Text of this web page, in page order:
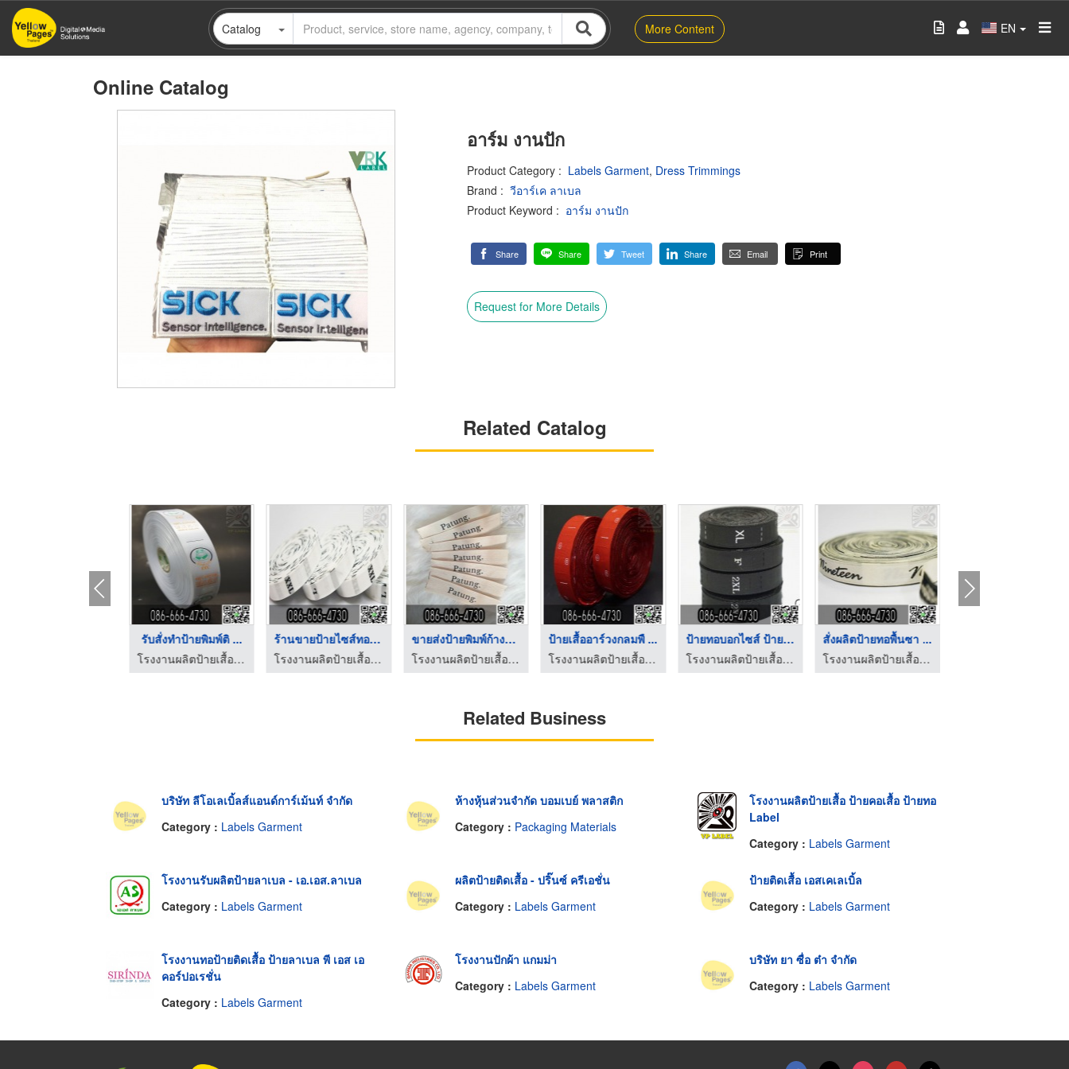
Skip
main
Catalog More Content EN
Online Catalog
อาร์ม งานปัก
Product Category : Labels Garment, Dress Trimmings
Brand : วีอาร์เค ลาเบล
Product Keyword : อาร์ม งานปัก
Share Share Tweet Share Email Print
Request for More Details
Related Catalog
รับสั่งทำป้ายพิมพ์ติ ...
โรงงานผลิตป้ายเสื้อ ป้ายคอเสื้อ ป้ายทอ Label
ร้านขายป้ายไซส์ทอพื้ ...
โรงงานผลิตป้ายเสื้อ ป้ายคอเสื้อ ป้ายทอ Label
ขายส่งป้ายพิมพ์ก้างป ...
โรงงานผลิตป้ายเสื้อ ป้ายคอเสื้อ ป้ายทอ Label
ป้ายเสื้ออาร์วงกลมพื ...
โรงงานผลิตป้ายเสื้อ ป้ายคอเสื้อ ป้ายทอ Label
ป้ายทอบอกไซส์ ป้ายบอ ...
โรงงานผลิตป้ายเสื้อ ป้ายคอเสื้อ ป้ายทอ Label
สั่งผลิตป้ายทอพื้นซา ...
โรงงานผลิตป้ายเสื้อ ป้ายคอเสื้อ ป้ายทอ Label
Related Business
บริษัท ลีโอเลเบิ้ลส์แอนด์การ์เม้นท์ จำกัด
Category : Labels Garment
ห้างหุ้นส่วนจำกัด บอมเบย์ พลาสติก
Category : Packaging Materials
โรงงานผลิตป้ายเสื้อ ป้ายคอเสื้อ ป้ายทอ
Label
Category : Labels Garment
โรงงานรับผลิตป้ายลาเบล - เอ.เอส.ลาเบล
Category : Labels Garment
ผลิตป้ายติดเสื้อ - ปริ๊นซ์ ครีเอชั่น
Category : Labels Garment
ป้ายติดเสื้อ เอสเคเลเบิ้ล
Category : Labels Garment
โรงงานทอป้ายติดเสื้อ ป้ายลาเบล พี เอส เอ
คอร์ปอเรชั่น
Category : Labels Garment
โรงงานปักผ้า แกมม่า
Category : Labels Garment
บริษัท ยา ซื่อ ต๋า จำกัด
Category : Labels Garment